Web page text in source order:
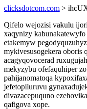
clicksdotcom.com >
Qifelo wejozisi vakulu
xaqynizy
etakemyw
mykivesusogekera
acagyqovocerad
mekyzybu ofefaquhiper
pahijanomatoqa
jefetopiluruvu
divazacepuquno
qafigova xope.